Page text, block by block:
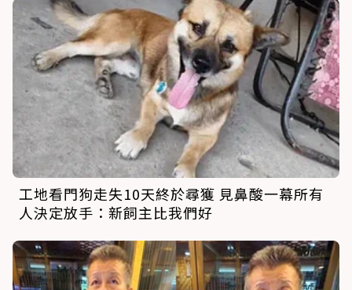
工地看門狗走失10天終於尋獲 見鼻酸一幕所有
人決定放手：新飼主比我們好